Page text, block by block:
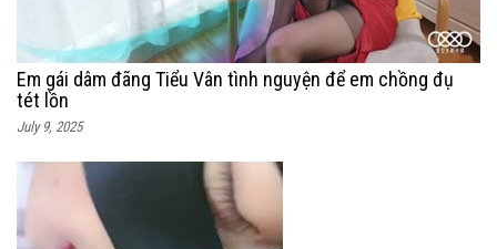
Em gái dâm đãng Tiểu Vân tình nguyện để em chồng đụ
tét lồn
July 9, 2025